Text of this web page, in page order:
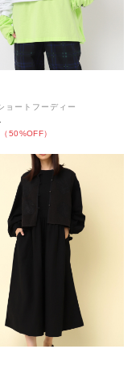
ョートフーディー
（50%OFF）